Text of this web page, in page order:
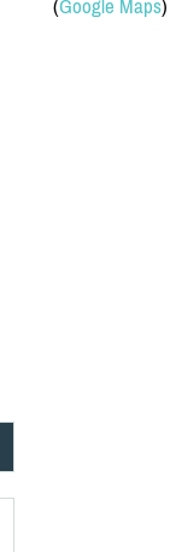
(Google Maps)